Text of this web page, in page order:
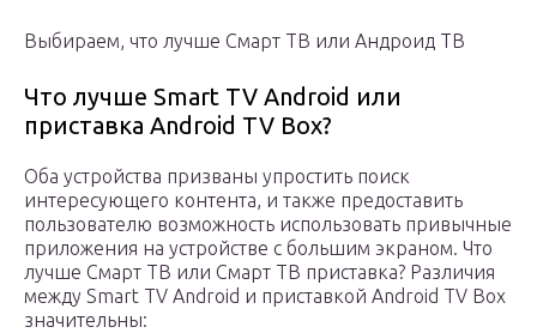
Выбираем, что лучше Смарт ТВ или Андроид ТВ
Что лучше Smart TV Android или
приставка Аndroid TV Box?
Оба устройства призваны упростить поиск
интересующего контента, и также предоставить
пользователю возможность использовать привычные
приложения на устройстве с большим экраном. Что
лучше Смарт ТВ или Смарт ТВ приставка? Различия
между Smart TV Android и приставкой Аndroid TV Box
значительны: